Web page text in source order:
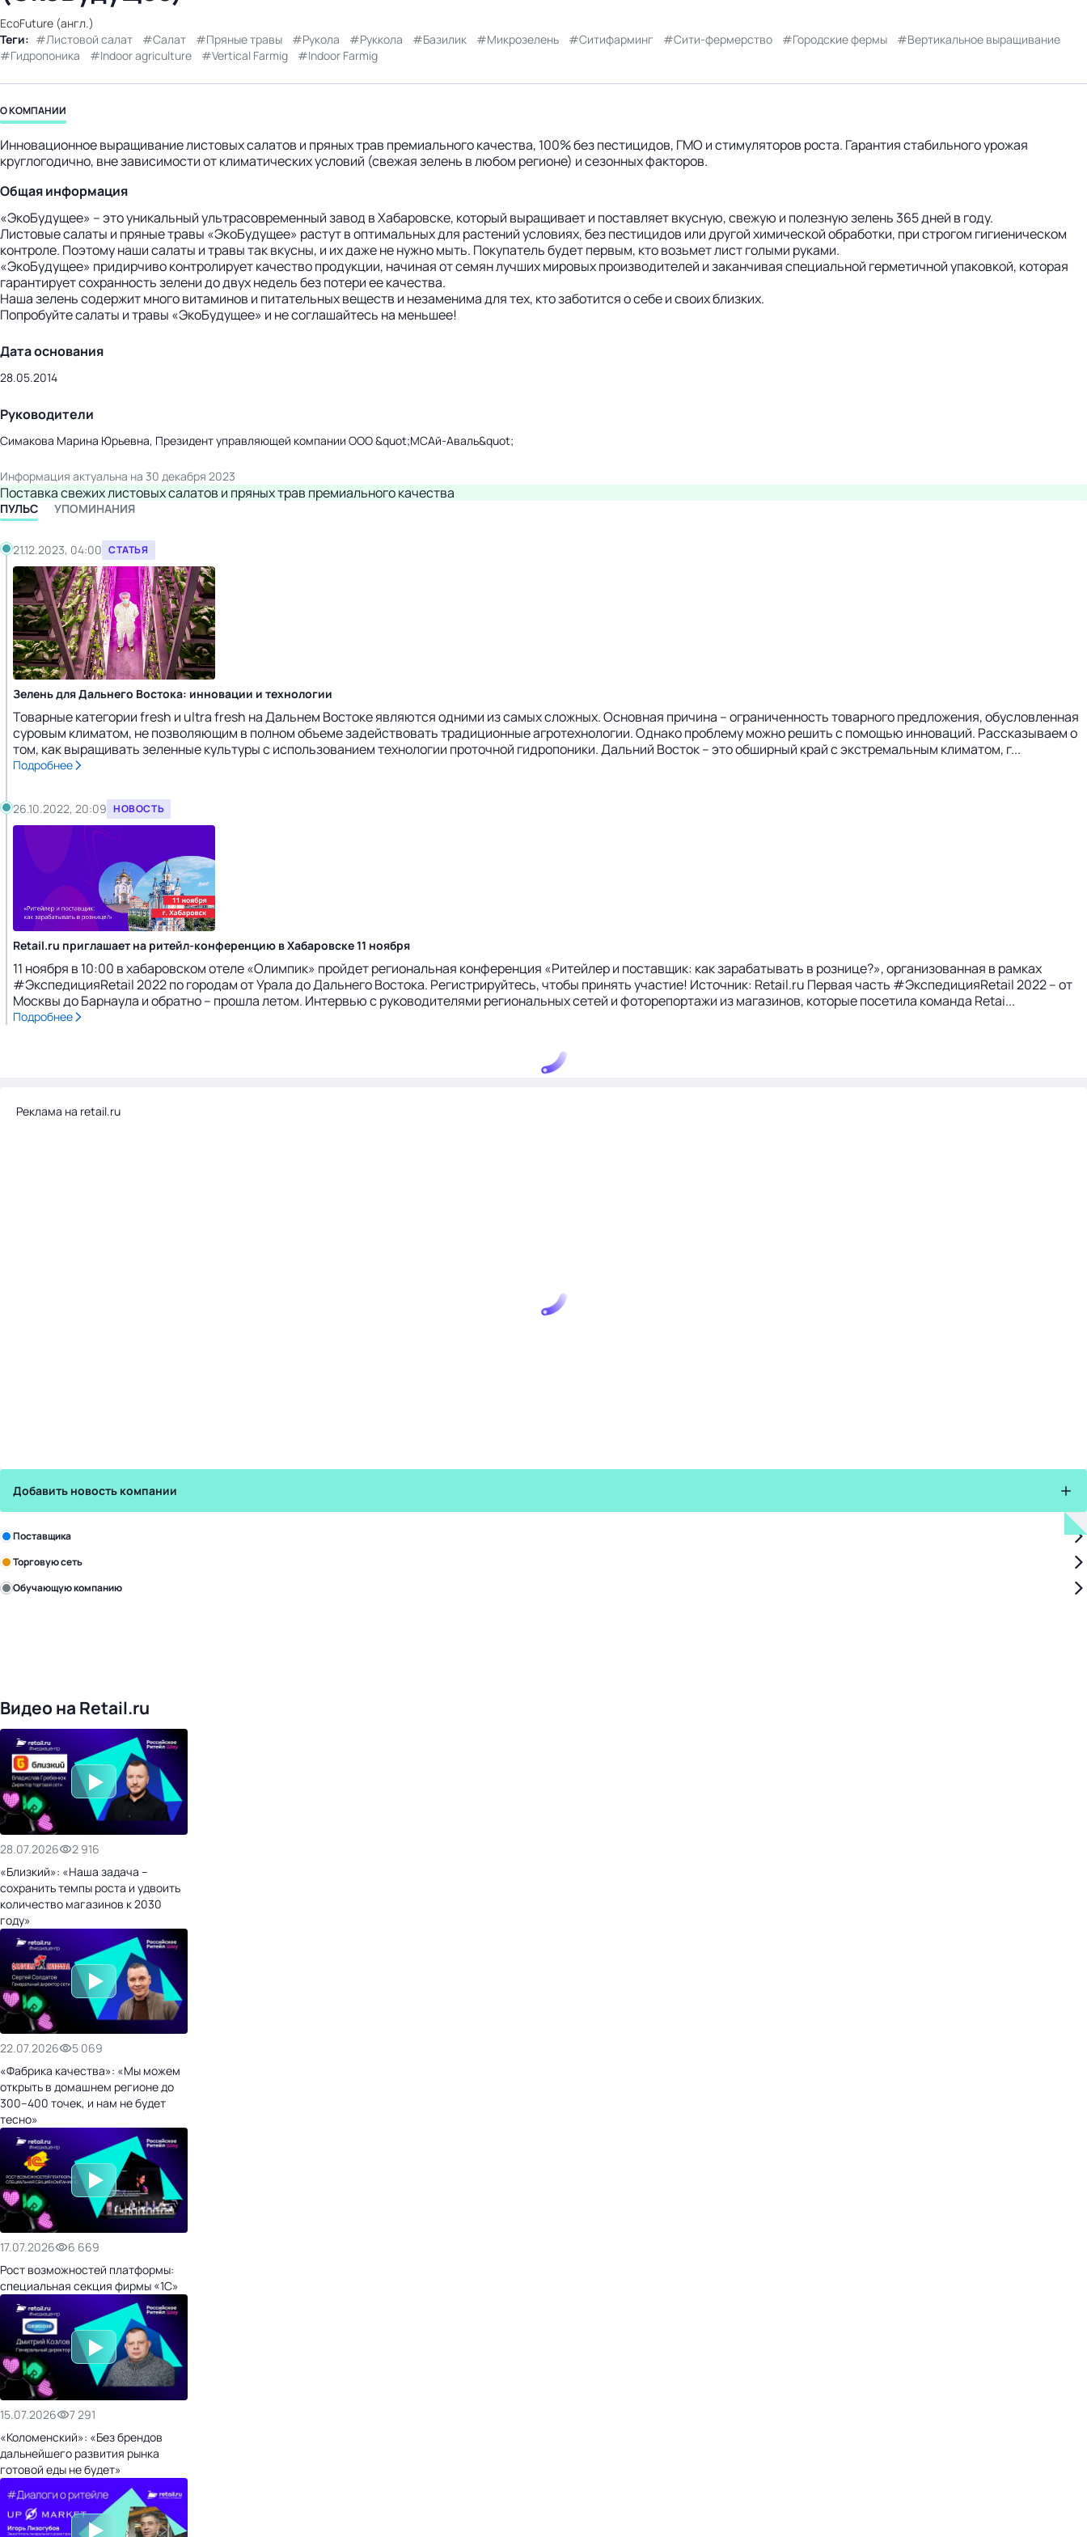
бизнес-центр
EcoFuture (англ.)
Теги:
Листовой салат Салат Пряные травы Рукола Руккола Базилик Микрозелень Ситифарминг Сити-фермерство Городские фермы
Вертикальное выращивание
Гидропоника
Indoor agriculture Vertical Farmig Indoor Farmig
О КОМПАНИИ
Инновационное выращивание листовых салатов и пряных трав премиального качества, 100% без пестицидов, ГМО и стимуляторов роста. Гарантия стабильного урожая
круглогодично, вне зависимости от климатических условий (свежая зелень в любом регионе) и сезонных факторов.
Общая информация
«ЭкоБудущее» – это уникальный ультрасовременный завод в Хабаровске, который выращивает и поставляет вкусную, свежую и полезную зелень 365 дней в году.
Листовые салаты и пряные травы «ЭкоБудущее» растут в оптимальных для растений условиях, без пестицидов или другой химической обработки, при строгом гигиеническом
контроле. Поэтому наши салаты и травы так вкусны, и их даже не нужно мыть. Покупатель будет первым, кто возьмет лист голыми руками.
«ЭкоБудущее» придирчиво контролирует качество продукции, начиная от семян лучших мировых производителей и заканчивая специальной герметичной упаковкой, которая
гарантирует сохранность зелени до двух недель без потери ее качества.
Наша зелень содержит много витаминов и питательных веществ и незаменима для тех, кто заботится о себе и своих близких.
Попробуйте салаты и травы «ЭкоБудущее» и не соглашайтесь на меньшее!
Дата основания
28.05.2014
Руководители
Симакова Марина Юрьевна, Президент управляющей компании ООО &quot;МСАй-Аваль&quot;
Информация актуальна на 30 декабря 2023
Поставка свежих листовых салатов и пряных трав премиального качества
ПУЛЬС УПОМИНАНИЯ
21.12.2023, 04:00 СТАТЬЯ
Зелень для Дальнего Востока: инновации и технологии
Товарные категории fresh и ultra fresh на Дальнем Востоке являются одними из самых сложных. Основная причина – ограниченность товарного предложения, обусловленная
суровым климатом, не позволяющим в полном объеме задействовать традиционные агротехнологии. Однако проблему можно решить с помощью инноваций. Рассказываем о
том, как выращивать зеленные культуры с использованием технологии проточной гидропоники. Дальний Восток – это обширный край с экстремальным климатом, г...
Подробнее
26.10.2022, 20:09 НОВОСТЬ
Retail.ru приглашает на ритейл-конференцию в Хабаровске 11 ноября
11 ноября в 10:00 в хабаровском отеле «Олимпик» пройдет региональная конференция «Ритейлер и поставщик: как зарабатывать в рознице?», организованная в рамках
#ЭкспедицияRetail 2022 по городам от Урала до Дальнего Востока. Регистрируйтесь, чтобы принять участие! Источник: Retail.ru Первая часть #ЭкспедицияRetail 2022 – от
Москвы до Барнаула и обратно – прошла летом. Интервью с руководителями региональных сетей и фоторепортажи из магазинов, которые посетила команда Retai...
Подробнее
Реклама на retail.ru
Добавить новость компании
Поставщика
Торговую сеть
Обучающую компанию
Видео на Retail.ru
28.07.2026
2 916
«Близкий»: «Наша задача –
сохранить темпы роста и удвоить
количество магазинов к 2030
году»
22.07.2026
5 069
«Фабрика качества»: «Мы можем
открыть в домашнем регионе до
300–400 точек, и нам не будет
тесно»
17.07.2026
6 669
Рост возможностей платформы:
специальная секция фирмы «1С»
15.07.2026
7 291
«Коломенский»: «Без брендов
дальнейшего развития рынка
готовой еды не будет»